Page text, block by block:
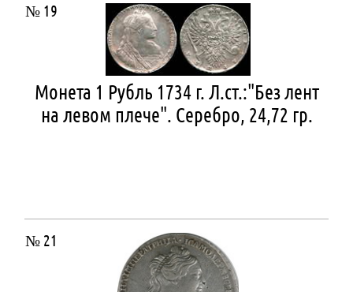
№ 19
Монета 1 Рубль 1734 г. Л.ст.:"Без лент
на левом плече". Серебро, 24,72 гр.
№ 21